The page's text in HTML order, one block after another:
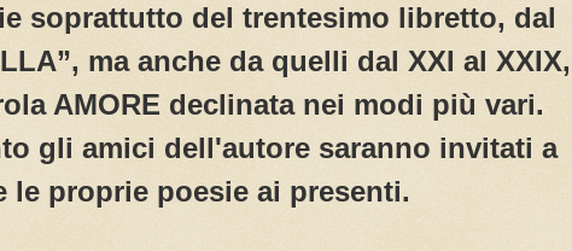
soprattutto del trentesimo libretto, dal
ma anche da quelli dal XXI al XXIX,
AMORE declinata nei modi più vari.
gli amici dell'autore saranno invitati a
le proprie poesie ai presenti.